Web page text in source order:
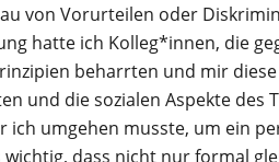
von Vorurteilen oder
hatte ich Kolleg*innen, die
beharrten und mir
und die sozialen Aspekte des
umgehen musste, um ein
dass nicht nur formal